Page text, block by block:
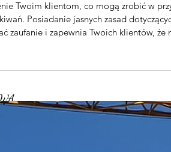
Twoim klientom, co mogą zrobić w
Posiadanie jasnych zasad
zaufanie i zapewnia Twoich klientów,
regulaminem dostaw. Jest to
o metodach dostawy, opakowaniach i